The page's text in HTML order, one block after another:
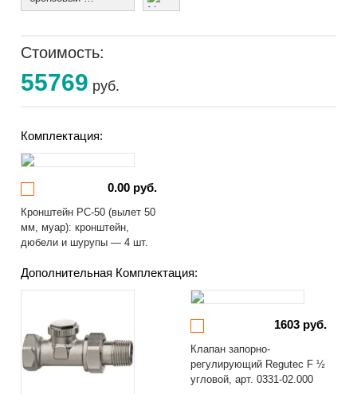
Стоимость:
55769 руб.
Комплектация:
0.00 руб.
Кронштейн РС-50 (вылет 50
мм, муар): кронштейн,
дюбели и шурупы — 4 шт.
Дополнительная Комплектация:
1603 руб.
Клапан запорно-
регулирующий Regutec F ½
угловой, арт. 0331-02.000